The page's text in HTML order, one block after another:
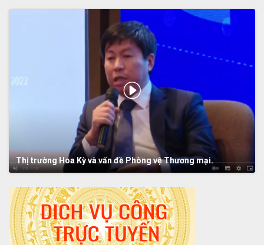
Thị trường Hoa Kỳ và vấn đề Phòng vệ Thương mại.